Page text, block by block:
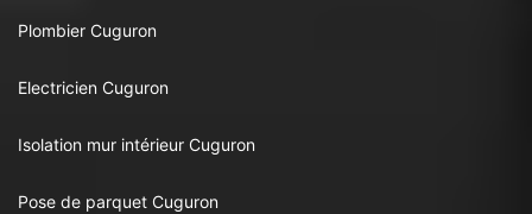
Plombier Cuguron
Electricien Cuguron
Isolation mur intérieur Cuguron
Pose de parquet Cuguron